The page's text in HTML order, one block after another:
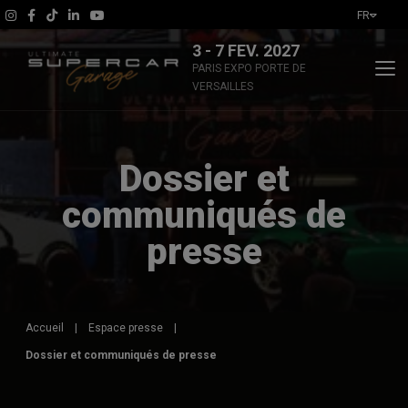
FR
3 - 7 FEV. 2027
PARIS EXPO PORTE DE
VERSAILLES
Infos Pratiques
Billetterie
Dossier et
communiqués de
presse
Accueil Espace presse
Dossier et communiqués de presse